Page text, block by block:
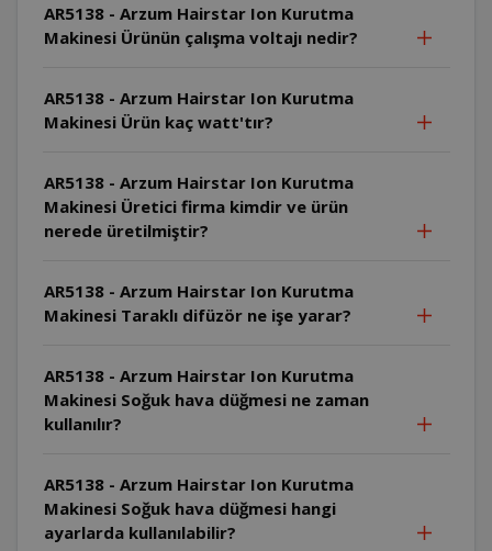
AR5138 - Arzum Hairstar Ion Kurutma
Makinesi Ürünün çalışma voltajı nedir?
AR5138 - Arzum Hairstar Ion Kurutma
Makinesi Ürün kaç watt'tır?
AR5138 - Arzum Hairstar Ion Kurutma
Makinesi Üretici firma kimdir ve ürün
nerede üretilmiştir?
AR5138 - Arzum Hairstar Ion Kurutma
Makinesi Taraklı difüzör ne işe yarar?
AR5138 - Arzum Hairstar Ion Kurutma
Makinesi Soğuk hava düğmesi ne zaman
kullanılır?
AR5138 - Arzum Hairstar Ion Kurutma
Makinesi Soğuk hava düğmesi hangi
ayarlarda kullanılabilir?